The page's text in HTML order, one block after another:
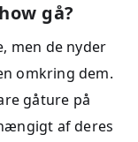
gå?
men de nyder
omkring dem.
gåture på
af deres